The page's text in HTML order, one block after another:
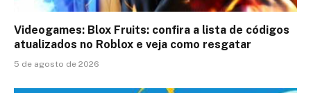
Videogames: Blox Fruits: confira a lista de códigos
atualizados no Roblox e veja como resgatar
5 de agosto de 2026